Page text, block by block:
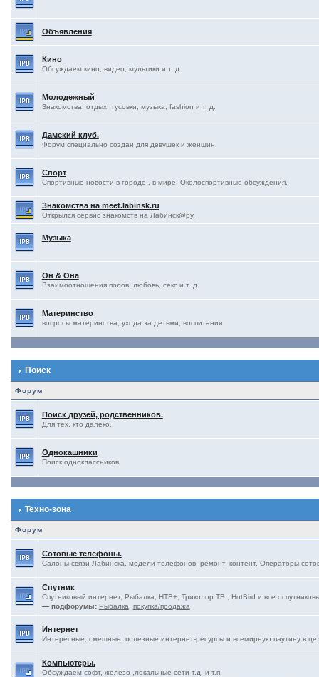
Объявления
Кино
Обсуждаем кино, видео, мультики и т. д.
Молодежный
Знакомства, отдых, тусовки, музыка, fashion и т. д.
Дамский клуб.
Форум специально создан для девушек и женщин.
Спорт
Спортивные новости в городе , в мире. Околоспортивные обсуждения.
Знакомства на meet.labinsk.ru
Открылся сервис знакомств на Лабинск@ру.
Музыка
Он & Она
Взаимоотношения полов, любовь, секс и т. д.
Материнство
вопросы материнства, ухода за детьми, воспитания
Поиск
Форум
Поиск друзей, родственников.
Для тех, кто далеко.
Однокашники
Поиск одноклассников
Техно-зона
Форум
Сотовые телефоны.
Салоны связи Лабинска, модели телефонов, ремонт, контент, Операторы
Спутник
Спутниковый интернет, Рыбалка, НТВ+, Триколор ТВ , HotBird и все
— подфорумы: Рыбалка покупка/продажа
Интернет
Интересные, смешные, полезные интернет-ресурсы и всемирную паутину в
Компьютеры.
Обсуждаем софт, железо ,локальные сети т.д. и т.п.